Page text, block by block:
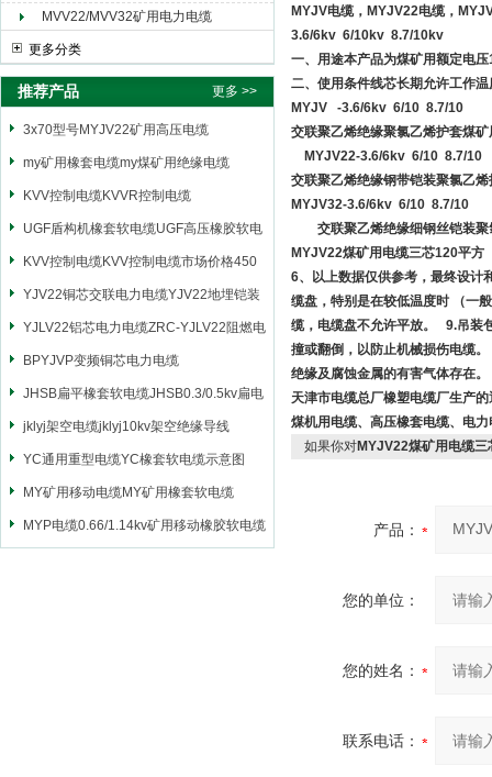
缆
MVV22/MVV32矿用电力电缆
更多分类
推荐产品 更多 >>
3x70型号MYJV22矿用高压电缆
my矿用橡套电缆my煤矿用绝缘电缆
KVV控制电缆KVVR控制电缆
UGF盾构机橡套软电缆UGF高压橡胶软电
缆
KVV控制电缆KVV控制电缆市场价格450
YJV22铜芯交联电力电缆YJV22地埋铠装
电源电缆
YJLV22铝芯电力电缆ZRC-YJLV22阻燃电
力电缆
BPYJVP变频铜芯电力电缆
JHSB扁平橡套软电缆JHSB0.3/0.5kv扁电
缆
jklyj架空电缆jklyj10kv架空绝缘导线
YC通用重型电缆YC橡套软电缆示意图
MY矿用移动电缆MY矿用橡套软电缆
MYP电缆0.66/1.14kv矿用移动橡胶软电缆
MYJV电缆，MYJV22电缆，
3.6/6kv 6/10kv 8.7/10kv
一、用途本产品为煤矿用额定电
二、使用条件线芯长期允许工作
MYJV -3.6/6kv 6/10 8.7/10
交联聚乙烯绝缘聚氯乙烯护套煤
MYJV22-3.6/6kv 6/10 8.7/10
交联聚乙烯绝缘钢带铠装聚氯乙
MYJV32-3.6/6kv 6/10 8.7/10
交联聚乙烯绝缘细钢丝铠装聚
MYJV22煤矿用电缆三芯120平方
6、以上数据仅供参考，最终设计
缆盘，特别是在较低温度时 （一
缆，电缆盘不允许平放。 9.吊装
撞或翻倒，以防止机械损伤电缆
绝缘及腐蚀金属的有害气体存在
天津市电缆总厂橡塑电缆厂生产
煤机用电缆、高压橡套电缆、电
如果你对MYJV22煤矿用电缆三
产品：
您的单位：
您的姓名：
联系电话：